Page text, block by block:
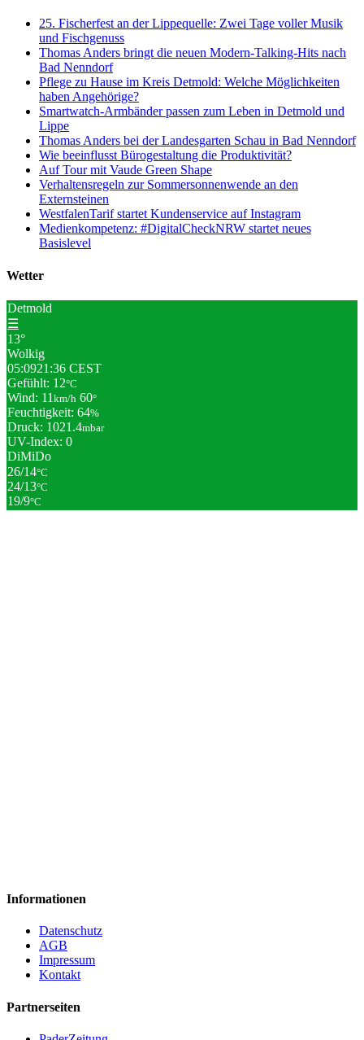
25. Fischerfest an der Lippequelle: Zwei Tage voller Musik
und Fischgenuss
Thomas Anders bringt die neuen Modern-Talking-Hits nach
Bad Nenndorf
Pflege zu Hause im Kreis Detmold: Welche Möglichkeiten
haben Angehörige?
Smartwatch-Armbänder passen zum Leben in Detmold und
Lippe
Thomas Anders bei der Landesgarten Schau in Bad Nenndorf
Wie beeinflusst Bürogestaltung die Produktivität?
Auf Tour mit Vaude Green Shape
Verhaltensregeln zur Sommersonnenwende an den
Externsteinen
WestfalenTarif startet Kundenservice auf Instagram
Medienkompetenz: #DigitalCheckNRW startet neues
Basislevel
Wetter
Detmold
☰
13°
Wolkig
05:0921:36 CEST
Gefühlt: 12°C
Wind: 11 km/h 60°
Feuchtigkeit: 64%
Druck: 1021.4mbar
UV-Index: 0
DiMiDo
26/14°C
24/13°C
19/9°C
Informationen
Datenschutz
AGB
Impressum
Kontakt
Partnerseiten